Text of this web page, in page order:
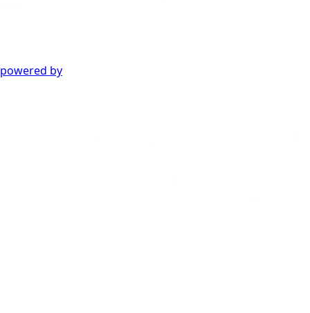
powered by